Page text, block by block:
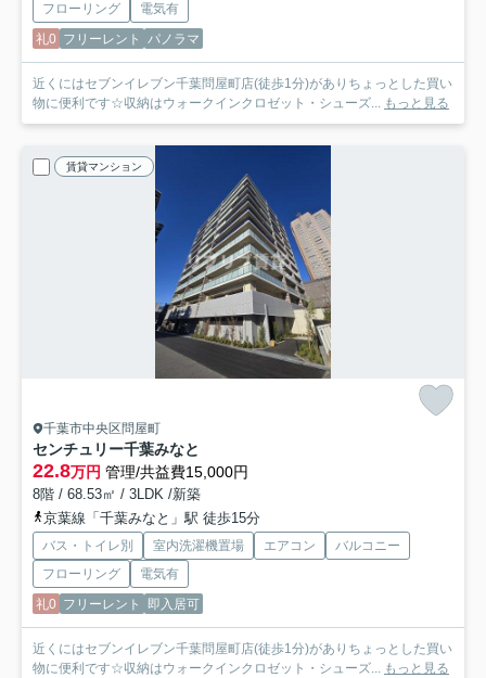
フローリング
電気有
礼0 フリーレント パノラマ
近くにはセブンイレブン千葉問屋町店(徒歩1分)がありちょっとした買い
物に便利です☆収納はウォークインクロゼット・シューズ... もっと見る
賃貸マンション
千葉市中央区問屋町
センチュリー千葉みなと
22.8万円 管理/共益費15,000円
8階 / 68.53㎡ / 3LDK /新築
京葉線「千葉みなと」駅 徒歩15分
バス・トイレ別 室内洗濯機置場 エアコン
バルコニー
フローリング
電気有
礼0 フリーレント 即入居可
近くにはセブンイレブン千葉問屋町店(徒歩1分)がありちょっとした買い
物に便利です☆収納はウォークインクロゼット・シューズ... もっと見る